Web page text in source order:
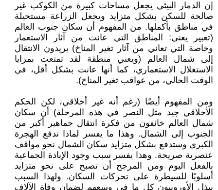
إن الدمار البيئي يجعل مساحات كبيرة من الكوكب غير
صالحة للسكن بشكل متزايد ويجعل الزراعة مستحيلة
في مناطق بأكملها. من المفهوم أن سكان جنوب العالم
(تعبير يعني: المناطق التي عانت من آثار الاستعمار
وخاصة التي تعاني من آثار تغير المناخ) يريدون الانتقال
إلى شمال العالم (ويعني منطقة لقد تمتعت بمزايا
الاستغلال الاستعماري، كما أنها عانت بشكل أقل، في
الوقت الحالي، من عواقب تغير المناخ).
ومن المفهوم أيضًا (رغم أنه غير أخلاقي، لكن الحكم
الأخلاقي جيد مثل النصر في هذه المرحلة) أن سكان
شمال العالم خائفون من فكرة انتقال جماهير أكبر من
الجنوب إلى الشمال. وهذا ما يفسر لماذا تدفع الهجرة
الكبرى وستدفع بشكل متزايد سكان الشمال نحو مواقف
عنصرية صريحة. وهذا يفسر سبب وجود الإبادة الجماعية
بالفعل اليوم ومن المرجح أن تصبح على نحو متزايد
أسلوبًا للسيطرة على تحركات السكان. ولهذا السبب
يبذل الأوروبيون كل ما في وسعهم لضمان وفاة الآلاف